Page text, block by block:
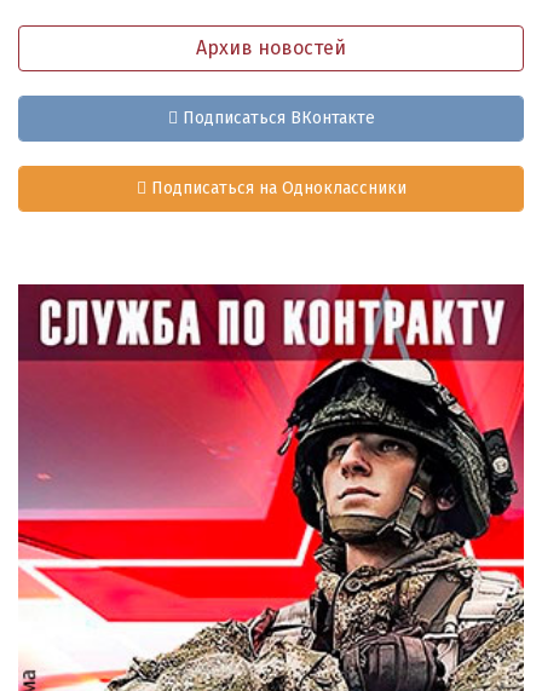
Архив новостей
Подписаться ВКонтакте
Подписаться на Одноклассники